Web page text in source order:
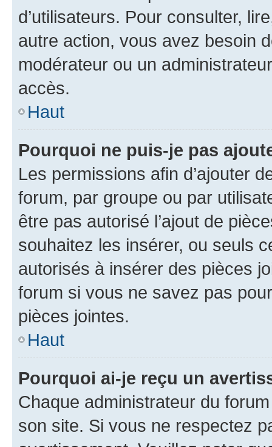
d’utilisateurs. Pour consulter,
autre action, vous avez besoin
modérateur ou un
accès.
Haut
Pourquoi ne puis-je pas
Les permissions afin d’ajouter
forum, par groupe ou par
être pas autorisé l’ajout de
souhaitez les insérer, ou seuls
autorisés à insérer des pièces
forum si vous ne savez pas
pièces jointes.
Haut
Pourquoi ai-je reçu un
Chaque administrateur du
son site. Si vous ne respectez